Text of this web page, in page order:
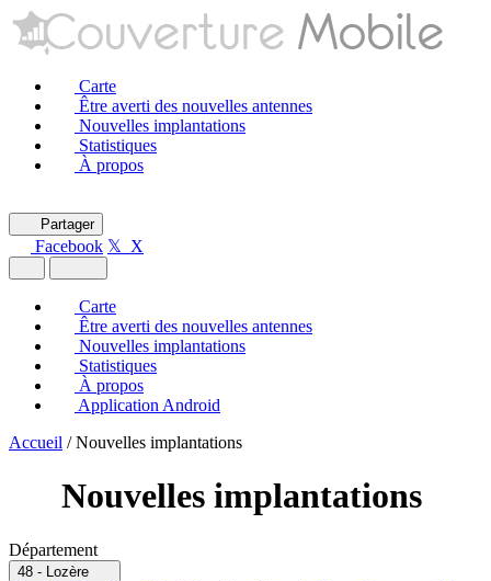
Carte
Être averti des nouvelles antennes
Nouvelles implantations
Statistiques
À propos
Partager
Facebook 𝕏 X
Carte
Être averti des nouvelles antennes
Nouvelles implantations
Statistiques
À propos
Application Android
Accueil / Nouvelles implantations
Nouvelles implantations
Département
48 - Lozère